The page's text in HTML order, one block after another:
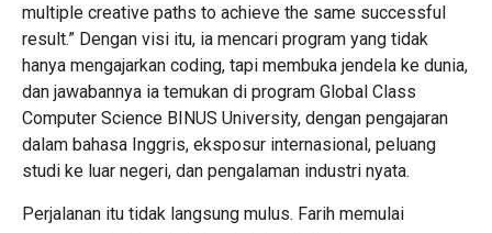
multiple creative paths to achieve the same successful
result.” Dengan visi itu, ia mencari program yang tidak
hanya mengajarkan coding, tapi membuka jendela ke dunia,
dan jawabannya ia temukan di program Global Class
Computer Science BINUS University, dengan pengajaran
dalam bahasa Inggris, eksposur internasional, peluang
studi ke luar negeri, dan pengalaman industri nyata.
Perjalanan itu tidak langsung mulus. Farih memulai